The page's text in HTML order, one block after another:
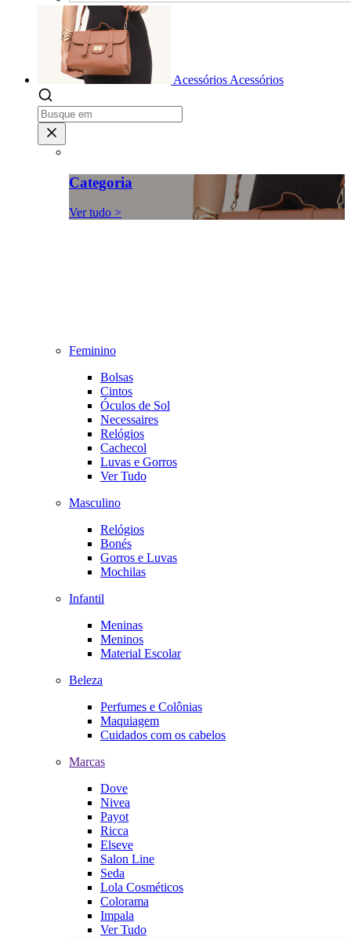
Acessórios Acessórios
Categoria
Ver tudo >
Feminino
Bolsas
Cintos
Óculos de Sol
Necessaires
Relógios
Cachecol
Luvas e Gorros
Ver Tudo
Masculino
Relógios
Bonés
Gorros e Luvas
Mochilas
Infantil
Meninas
Meninos
Material Escolar
Beleza
Perfumes e Colônias
Maquiagem
Cuidados com os cabelos
Marcas
Dove
Nivea
Payot
Ricca
Elseve
Salon Line
Seda
Lola Cosméticos
Colorama
Impala
Ver Tudo